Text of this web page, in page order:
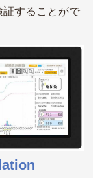
することがで